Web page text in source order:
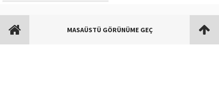
MASAÜSTÜ GÖRÜNÜME GEÇ